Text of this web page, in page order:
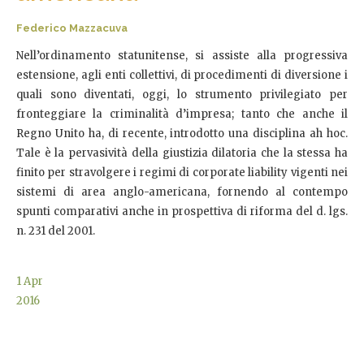
Federico Mazzacuva
Nell’ordinamento statunitense, si assiste alla progressiva
estensione, agli enti collettivi, di procedimenti di diversione i
quali sono diventati, oggi, lo strumento privilegiato per
fronteggiare la criminalità d’impresa; tanto che anche il
Regno Unito ha, di recente, introdotto una disciplina ah hoc.
Tale è la pervasività della giustizia dilatoria che la stessa ha
finito per stravolgere i regimi di corporate liability vigenti nei
sistemi di area anglo-americana, fornendo al contempo
spunti comparativi anche in prospettiva di riforma del d. lgs.
n. 231 del 2001.
1Apr
2016